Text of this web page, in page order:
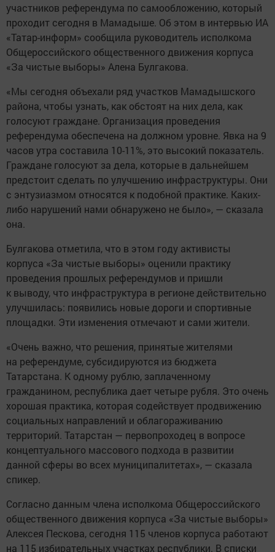
участников референдума по самообложению, который
проходит сегодня в Мамадыше. Об этом в интервью ИА
«Татар-информ» сообщила руководитель исполкома
Общероссийского общественного движения корпуса
«За чистые выборы» Алена Булгакова.
«Мы сегодня объехали ряд участков Мамадышского
района, чтобы узнать, как обстоят на них дела, как
голосуют граждане. Организация проведения
референдума обеспечена на должном уровне. Явка на 9
часов утра составила 10-11%, это высокий показатель.
Граждане голосуют за дела, которые в дальнейшем
предстоит сделать по улучшению инфраструктуры. Они
с энтузиазмом относятся к подобной практике. Каких-
либо нарушений нами обнаружено не было», — сказала
она.
Булгакова отметила, что в этом году активисты
корпуса «За чистые выборы» оценили практику
проведения прошлых референдумов и пришли
к выводу, что инфраструктура в регионе действительно
улучшилась: появились новые дороги и спортивные
площадки. Эти изменения отмечают и сами жители.
«Очень важно, что решения, принятые жителями
на референдуме, субсидируются из бюджета
Татарстана. К одному рублю, заплаченному
гражданином, республика дает четыре рубля. Это очень
хорошая практика, которая содействует продвижению
социальных направлений и облагораживанию
территорий. Татарстан — первопроходец в вопросе
концептуального массового подхода в развитии
данной сферы во всех муниципалитетах», — сказала
спикер.
Согласно данным члена исполкома Общероссийского
общественного движения корпуса «За чистые выборы»
Алексея Пескова, сегодня 115 членов корпуса работают
на 115 избирательных участках республики. В списки